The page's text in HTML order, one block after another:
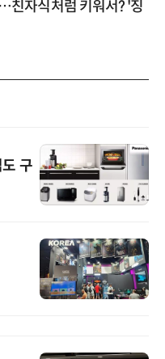
친자식처럼 키워서? '징
구